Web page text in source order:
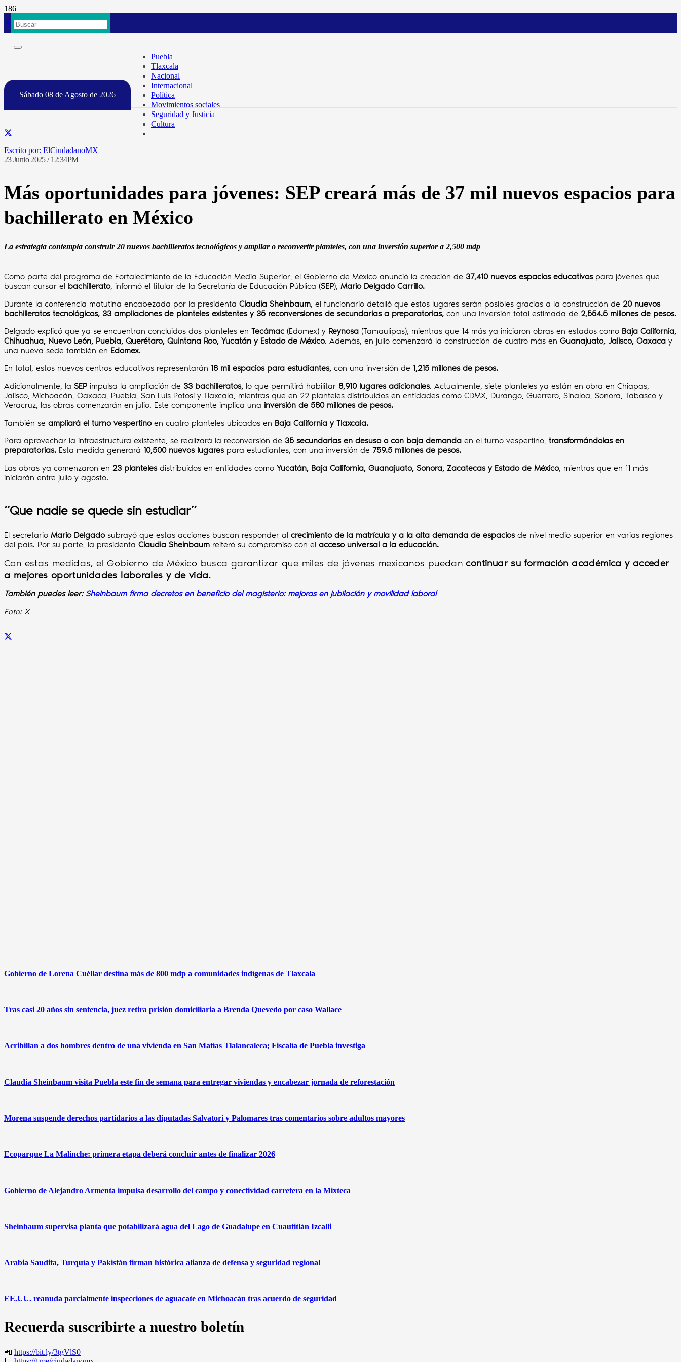
Sábado 08 de Agosto de 2026
Puebla
Tlaxcala
Nacional
Internacional
Política
Movimientos sociales
Seguridad y Justicia
Cultura
ElCiudadanoMX
23 Junio 2025 / 12:34PM
Más oportunidades para jóvenes: SEP creará más de 37 mil nuevos espacios para
bachillerato en México
La estrategia contempla construir 20 nuevos bachilleratos tecnológicos y ampliar o reconvertir planteles, con una inversión superior a 2,500 mdp
Como parte del programa de Fortalecimiento de la Educación Media Superior, el Gobierno de México anunció la creación de 37,410 nuevos espacios educativospara jóvenes que
buscan cursar el bachillerato, informó el titular de la Secretaría de Educación Pública (SEP), Mario Delgado Carrillo.
Durante la conferencia matutina encabezada por la presidenta Claudia Sheinbaum, el funcionario detalló que estos lugares serán posibles gracias a la construcción de 20 nuevos
bachilleratos tecnológicos, 33 ampliaciones de planteles existentes y 35 reconversiones de secundarias a preparatorias, con una inversión total estimada de 2,554.5 millones de pesos.
Delgado explicó que ya se encuentran concluidos dos planteles en Tecámac (Edomex) y Reynosa (Tamaulipas), mientras que 14 más ya iniciaron obras en estados como Baja California,
Chihuahua, Nuevo León, Puebla, Querétaro, Quintana Roo, Yucatán y Estado de México. Además, en julio comenzará la construcción de cuatro más en Guanajuato, Jalisco, Oaxaca y
una nueva sede también en Edomex.
En total, estos nuevos centros educativos representarán 18 mil espacios para estudiantes, con una inversión de 1,215 millones de pesos.
Adicionalmente, la SEP impulsa la ampliación de 33 bachilleratos, lo que permitirá habilitar 8,910 lugares adicionales. Actualmente, siete planteles ya están en obra en Chiapas,
Jalisco, Michoacán, Oaxaca, Puebla, San Luis Potosí y Tlaxcala, mientras que en 22 planteles distribuidos en entidades como CDMX, Durango, Guerrero, Sinaloa, Sonora, Tabasco y
Veracruz, las obras comenzarán en julio. Este componente implica una inversión de 580 millones de pesos.
También se ampliará el turno vespertinoen cuatro planteles ubicados en Baja California y Tlaxcala.
Para aprovechar la infraestructura existente, se realizará la reconversión de 35 secundarias en desuso o con baja demanda en el turno vespertino, transformándolas en
preparatorias. Esta medida generará 10,500 nuevos lugares para estudiantes, con una inversión de 759.5 millones de pesos.
Las obras ya comenzaron en 23 plantelesdistribuidos en entidades como Yucatán, Baja California, Guanajuato, Sonora, Zacatecas y Estado de México, mientras que en 11 más
iniciarán entre julio y agosto.
“Que nadie se quede sin estudiar”
El secretario Mario Delgadosubrayó que estas acciones buscan responder al crecimiento de la matrícula y a la alta demanda de espacios de nivel medio superior en varias regiones
del país. Por su parte, la presidenta Claudia Sheinbaum reiteró su compromiso con el acceso universal a la educación.
Con estas medidas, el Gobierno de México busca garantizar que miles de jóvenes mexicanos puedancontinuar su formación académica y acceder
a mejores oportunidades laborales y de vida.
También puedes leer: Sheinbaum firma decretos en beneficio del magisterio: mejoras en jubilación y movilidad laboral
Foto: X
Gobierno de Lorena Cuéllar destina más de 800 mdp a comunidades indígenas de Tlaxcala
Tras casi 20 años sin sentencia, juez retira prisión domiciliaria a Brenda Quevedo por caso Wallace
Acribillan a dos hombres dentro de una vivienda en San Matías Tlalancaleca; Fiscalía de Puebla investiga
Claudia Sheinbaum visita Puebla este fin de semana para entregar viviendas y encabezar jornada de reforestación
Morena suspende derechos partidarios a las diputadas Salvatori y Palomares tras comentarios sobre adultos mayores
Ecoparque La Malinche: primera etapa deberá concluir antes de finalizar 2026
Gobierno de Alejandro Armenta impulsa desarrollo del campo y conectividad carretera en la Mixteca
Sheinbaum supervisa planta que potabilizará agua del Lago de Guadalupe en Cuautitlán Izcalli
Arabia Saudita, Turquía y Pakistán firman histórica alianza de defensa y seguridad regional
EE.UU. reanuda parcialmente inspecciones de aguacate en Michoacán tras acuerdo de seguridad
Recuerda suscribirte a nuestro boletín
📲 https://bit.ly/3tgVlS0